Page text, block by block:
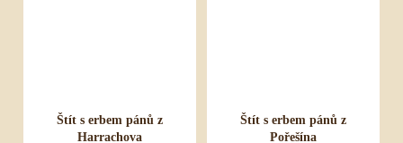
Štít s erbem pánů z
Harrachova
Štít s erbem pánů z
Pořešína